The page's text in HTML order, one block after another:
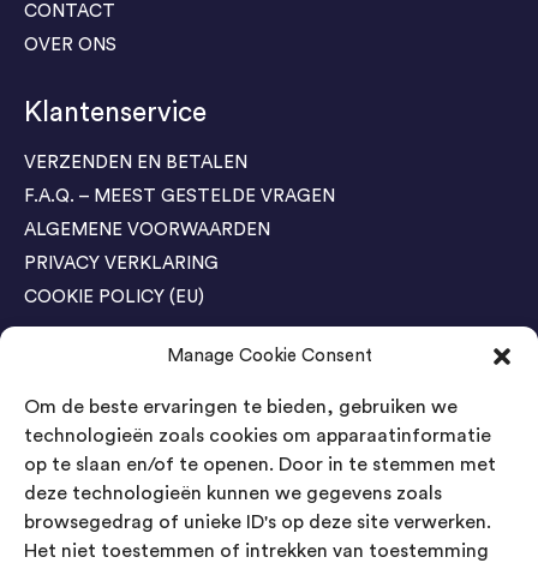
Manage Cookie Consent
Om de beste ervaringen te bieden, gebruiken we
technologieën zoals cookies om apparaatinformatie
op te slaan en/of te openen. Door in te stemmen met
deze technologieën kunnen we gegevens zoals
browsegedrag of unieke ID's op deze site verwerken.
Het niet toestemmen of intrekken van toestemming
CONTACT
OVER ONS
Klantenservice
VERZENDEN EN BETALEN
F.A.Q. – MEEST GESTELDE VRAGEN
ALGEMENE VOORWAARDEN
PRIVACY VERKLARING
COOKIE POLICY (EU)
Agenda Trade Shows
04-05 November / SVG FAIR Winterswijk
Bestel GRATIS kaarten
24-26 March / IAW Trade Fair - Cologne
Bestel GRATIS kaarten